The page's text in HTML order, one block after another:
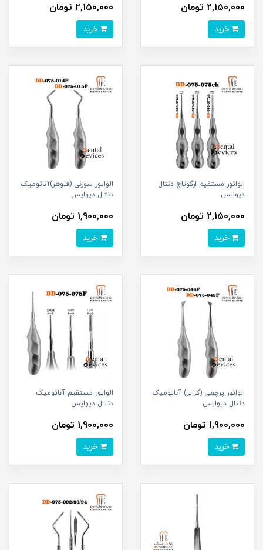
2,150,000 تومان 2,150,000 تومان
الواتور مستقیم ارگوتاچ دنتال
دیوایس
2,150,000 تومان
الواتور سوزنی (فلوهر)آناتومیک
دنتال دیوایس
1,900,000 تومان
الواتور پرچمی (کرایر) آناتومیک
دنتال دیوایس
1,900,000 تومان
الواتور مستقیم آناتومیک
دنتال دیوایس
1,900,000 تومان